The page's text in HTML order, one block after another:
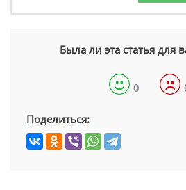
Была ли эта статья для
0
Поделиться: